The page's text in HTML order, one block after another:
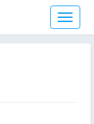
技
术
指